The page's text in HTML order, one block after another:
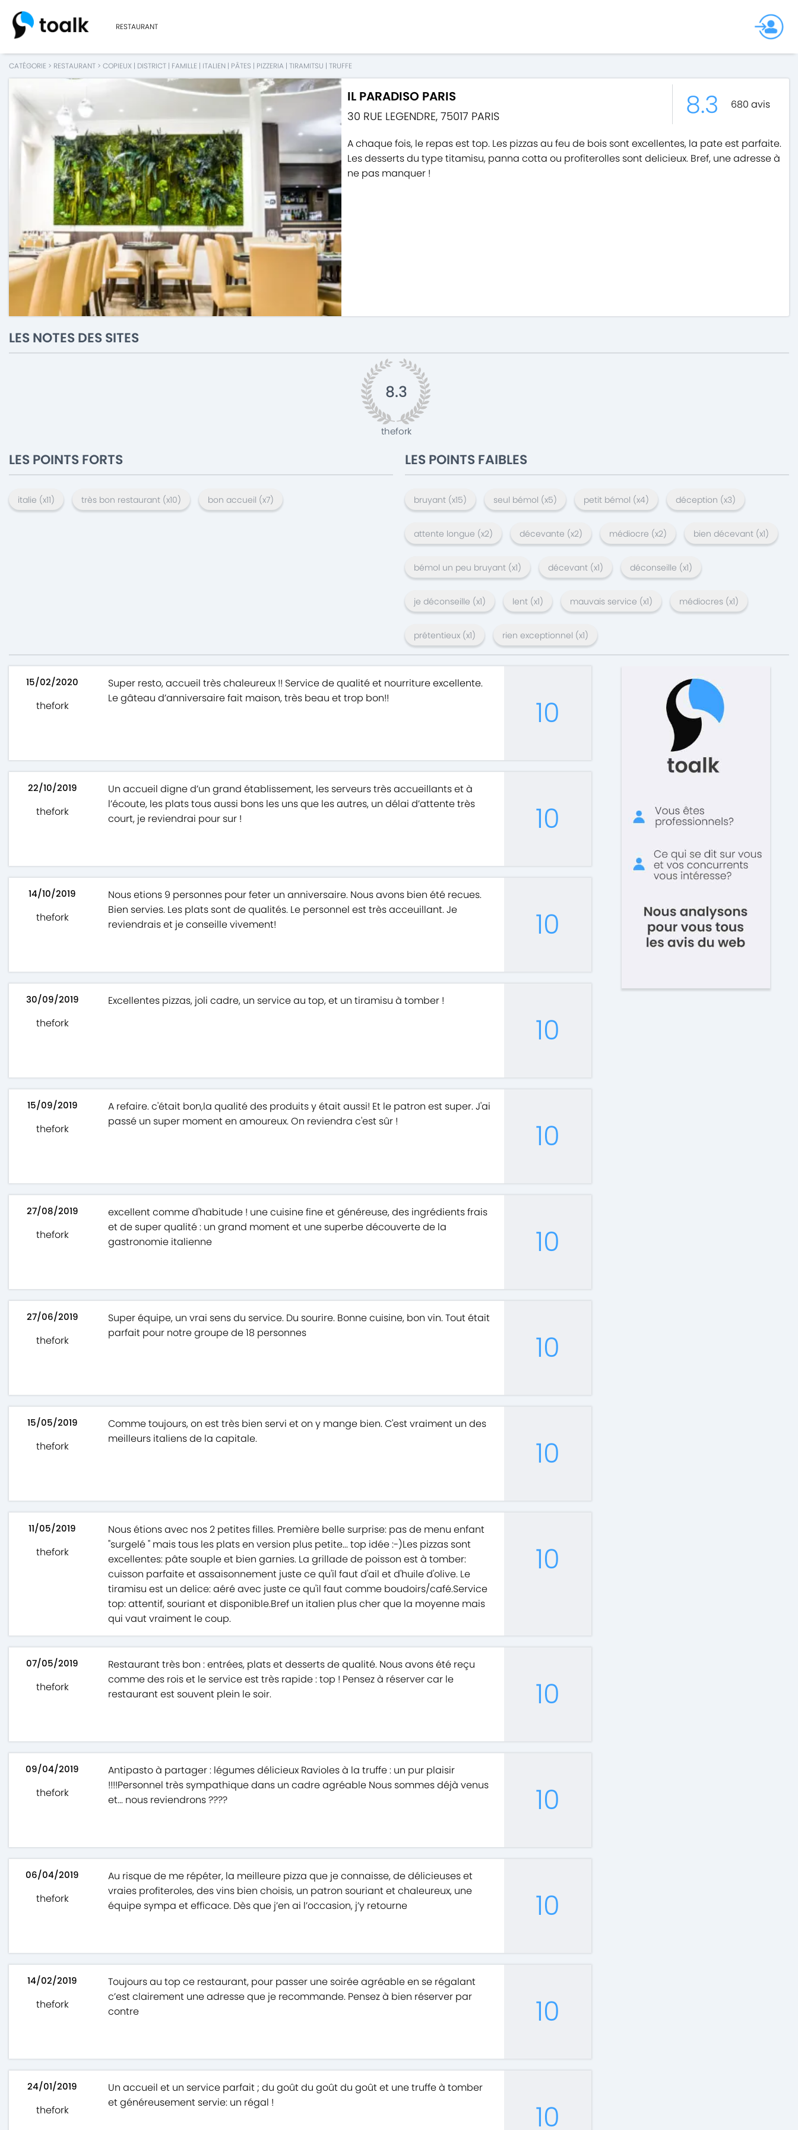
RESTAURANT
CATÉGORIE > RESTAURANT > COPIEUX | DISTRICT | FAMILLE | ITALIEN | PÂTES | PIZZERIA | TIRAMITSU | TRUFFE
IL PARADISO PARIS
30 RUE LEGENDRE, 75017 PARIS 8.3 680 avis
A chaque fois, le repas est top. Les pizzas au feu de bois sont excellentes, la pate est parfaite.
Les desserts du type titamisu, panna cotta ou profiterolles sont delicieux. Bref, une adresse à
ne pas manquer !
LES NOTES DES SITES
8.3
thefork
LES POINTS FORTS
italie (x11) très bon restaurant (x10) bon accueil (x7)
LES POINTS FAIBLES
bruyant (x15) seul bémol (x5) petit bémol (x4) déception (x3)
attente longue (x2) décevante (x2) médiocre (x2) bien décevant (x1)
bémol un peu bruyant (x1) décevant (x1) déconseille (x1)
je déconseille (x1) lent (x1) mauvais service (x1) médiocres (x1)
prétentieux (x1) rien exceptionnel (x1)
15/02/2020
thefork
Super resto, accueil très chaleureux !! Service de qualité et nourriture excellente.
Le gâteau d’anniversaire fait maison, très beau et trop bon!!
10
22/10/2019
thefork
Un accueil digne d’un grand établissement, les serveurs très accueillants et à
l’écoute, les plats tous aussi bons les uns que les autres, un délai d’attente très
court, je reviendrai pour sur !
10
14/10/2019
thefork
Nous etions 9 personnes pour feter un anniversaire. Nous avons bien été recues.
Bien servies. Les plats sont de qualités. Le personnel est très acceuillant. Je
reviendrais et je conseille vivement!
10
30/09/2019
thefork
Excellentes pizzas, joli cadre, un service au top, et un tiramisu à tomber !
10
15/09/2019
thefork
A refaire. c'était bon,la qualité des produits y était aussi! Et le patron est super. J'ai
passé un super moment en amoureux. On reviendra c'est sûr !
10
27/08/2019
thefork
excellent comme d'habitude ! une cuisine fine et généreuse, des ingrédients frais
et de super qualité : un grand moment et une superbe découverte de la
gastronomie italienne
10
27/06/2019
thefork
Super équipe, un vrai sens du service. Du sourire. Bonne cuisine, bon vin. Tout était
parfait pour notre groupe de 18 personnes
10
15/05/2019
thefork
Comme toujours, on est très bien servi et on y mange bien. C'est vraiment un des
meilleurs italiens de la capitale.
10
11/05/2019
thefork
Nous étions avec nos 2 petites filles. Première belle surprise: pas de menu enfant
"surgelé " mais tous les plats en version plus petite... top idée :-)Les pizzas sont
excellentes: pâte souple et bien garnies. La grillade de poisson est à tomber:
cuisson parfaite et assaisonnement juste ce qu'il faut d'ail et d'huile d'olive. Le
tiramisu est un delice: aéré avec juste ce qu'il faut comme boudoirs/café.Service
top: attentif, souriant et disponible.Bref un italien plus cher que la moyenne mais
qui vaut vraiment le coup.
10
07/05/2019
thefork
Restaurant très bon : entrées, plats et desserts de qualité. Nous avons été reçu
comme des rois et le service est très rapide : top ! Pensez à réserver car le
restaurant est souvent plein le soir.
10
09/04/2019
thefork
Antipasto à partager : légumes délicieux Ravioles à la truffe : un pur plaisir
!!!!Personnel très sympathique dans un cadre agréable Nous sommes déjà venus
et... nous reviendrons ????
10
06/04/2019
thefork
Au risque de me répéter, la meilleure pizza que je connaisse, de délicieuses et
vraies profiteroles, des vins bien choisis, un patron souriant et chaleureux, une
équipe sympa et efficace. Dès que j’en ai l’occasion, j’y retourne
10
14/02/2019
thefork
Toujours au top ce restaurant, pour passer une soirée agréable en se régalant
c’est clairement une adresse que je recommande. Pensez à bien réserver par
contre
10
24/01/2019
thefork
Un accueil et un service parfait ; du goût du goût du goût et une truffe à tomber
et généreusement servie: un régal !
10